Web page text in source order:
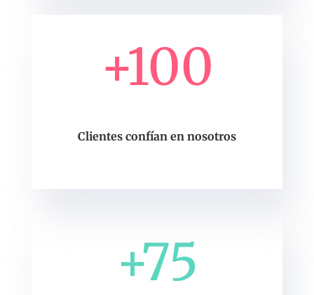
+100
Clientes confían en nosotros
+75